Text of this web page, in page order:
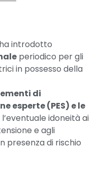
ha introdotto
periodico per gli
in possesso della
di
esperte (PES) e le
idoneità ai
e agli
presenza di rischio